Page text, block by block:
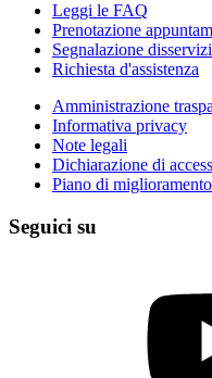
Leggi le FAQ
Prenotazione
Segnalazione
Richiesta d'assistenza
Amministrazione
Informativa privacy
Note legali
Dichiarazione di
Piano di
Seguici su